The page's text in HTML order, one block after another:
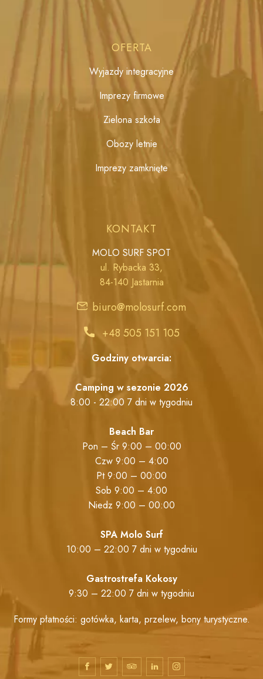
OFERTA
Wyjazdy integracyjne
Imprezy firmowe
Zielona szkoła
Obozy letnie
Imprezy zamknięte
KONTAKT
MOLO SURF SPOT
ul. Rybacka 33,
84-140 Jastarnia
biuro@molosurf.com
+48 505 151 105
Godziny otwarcia:
Camping w sezonie 2026
8:00 - 22:00 7 dni w tygodniu
Beach Bar
Pon – Śr 9:00 – 00:00
Czw 9:00 – 4:00
Pt 9:00 – 00:00
Sob 9:00 – 4:00
Niedz 9:00 – 00:00
SPA Molo Surf
10:00 – 22:00 7 dni w tygodniu
Gastrostrefa Kokosy
9:30 – 22:00 7 dni w tygodniu
Formy płatności: gotówka, karta, przelew, bony turystyczne.